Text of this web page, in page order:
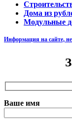
Дома из
Модульные
Информация на сайте,
Ваше имя